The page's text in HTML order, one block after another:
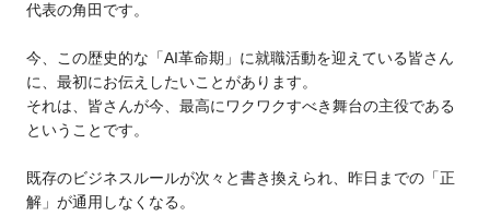
代表の角田です。
今、この歴史的な「AI革命期」に就職活動を迎えている皆さん
に、最初にお伝えしたいことがあります。
それは、皆さんが今、最高にワクワクすべき舞台の主役である
ということです。
既存のビジネスルールが次々と書き換えられ、昨日までの「正
解」が通用しなくなる。